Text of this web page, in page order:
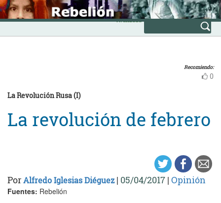
Skip
to
content
INICIO
Avanzada
Recomiendo:
0
La Revolución Rusa (I)
La revolución de febrero
PorAlfredo Iglesias Diéguez| 05/04/2017 | Opinión
Fuentes: Rebelión